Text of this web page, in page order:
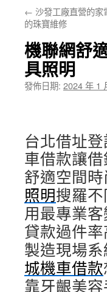
要← 沙發工廠直營的家
的珠寶維修
機聯網舒
具照明
發佈日期: 2024 年 1
台北借址
車借款讓
舒適空間
照明搜羅
用最專業
貸款過件
製造現場
城機車借款
靠牙齦美